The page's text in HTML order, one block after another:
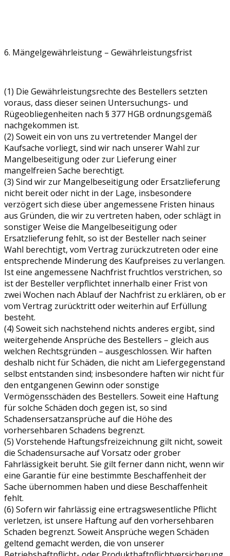
6. Mängelgewährleistung – Gewährleistungsfrist
(1) Die Gewährleistungsrechte des Bestellers setzten
voraus, dass dieser seinen Untersuchungs- und
Rügeobliegenheiten nach § 377 HGB ordnungsgemäß
nachgekommen ist.
(2) Soweit ein von uns zu vertretender Mangel der
Kaufsache vorliegt, sind wir nach unserer Wahl zur
Mangelbeseitigung oder zur Lieferung einer
mangelfreien Sache berechtigt.
(3) Sind wir zur Mangelbeseitigung oder Ersatzlieferung
nicht bereit oder nicht in der Lage, insbesondere
verzögert sich diese über angemessene Fristen hinaus
aus Gründen, die wir zu vertreten haben, oder schlägt in
sonstiger Weise die Mangelbeseitigung oder
Ersatzlieferung fehlt, so ist der Besteller nach seiner
Wahl berechtigt, vom Vertrag zurückzutreten oder eine
entsprechende Minderung des Kaufpreises zu verlangen.
Ist eine angemessene Nachfrist fruchtlos verstrichen, so
ist der Besteller verpflichtet innerhalb einer Frist von
zwei Wochen nach Ablauf der Nachfrist zu erklären, ob er
vom Vertrag zurücktritt oder weiterhin auf Erfüllung
besteht.
(4) Soweit sich nachstehend nichts anderes ergibt, sind
weitergehende Ansprüche des Bestellers – gleich aus
welchen Rechtsgründen – ausgeschlossen. Wir haften
deshalb nicht für Schäden, die nicht am Liefergegenstand
selbst entstanden sind; insbesondere haften wir nicht für
den entgangenen Gewinn oder sonstige
Vermögensschäden des Bestellers. Soweit eine Haftung
für solche Schäden doch gegen ist, so sind
Schadensersatzansprüche auf die Höhe des
vorhersehbaren Schadens begrenzt.
(5) Vorstehende Haftungsfreizeichnung gilt nicht, soweit
die Schadensursache auf Vorsatz oder grober
Fahrlässigkeit beruht. Sie gilt ferner dann nicht, wenn wir
eine Garantie für eine bestimmte Beschaffenheit der
Sache übernommen haben und diese Beschaffenheit
fehlt.
(6) Sofern wir fahrlässig eine ertragswesentliche Pflicht
verletzen, ist unsere Haftung auf den vorhersehbaren
Schaden begrenzt. Soweit Ansprüche wegen Schäden
geltend gemacht werden, die von unserer